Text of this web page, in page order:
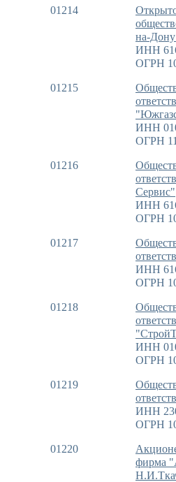
01214
на-
ИНН
ОГРН
01215
ИНН
ОГРН
01216
Сервис"
ИНН
ОГРН
01217
ИНН
ОГРН
01218
ИНН
ОГРН
01219
ИНН
ОГРН
01220
фирма